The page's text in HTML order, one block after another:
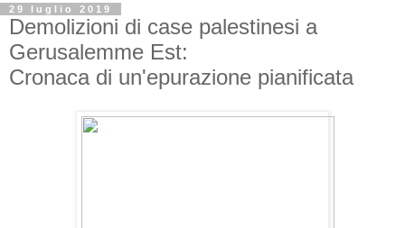
29 luglio 2019
Demolizioni di case palestinesi a
Gerusalemme Est:
Cronaca di un'epurazione pianificata